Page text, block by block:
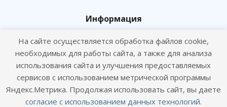
Информация
Цены
Статьи
Политика конфиденциальности
Согласие посетителя сайта на обработку персональных данных
Согласие на получение рекламных рассылок
На сайте осуществляется обработка файлов cookie,
необходимых для работы сайта, а также для анализа
использования сайта и улучшения предоставляемых
сервисов с использованием метрической программы
Яндекс.Метрика. Продолжая использовать сайт, вы даете
согласие с использованием данных технологий.